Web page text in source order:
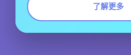
了解更多